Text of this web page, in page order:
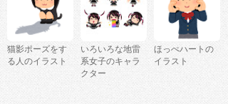
猫影ポーズをす
る人のイラスト
いろいろな地雷
系女子のキャラ
クター
ほっぺハートの
イラスト